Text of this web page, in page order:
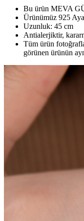
Bu ürün MEVA
Ürünümüz 925
Uzunluk: 45 cm
Antialerjiktir,
Tüm ürün
görünen ürünün